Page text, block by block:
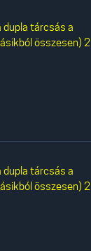
dupla tárcsás a
összesen) 2
dupla tárcsás a
összesen) 2